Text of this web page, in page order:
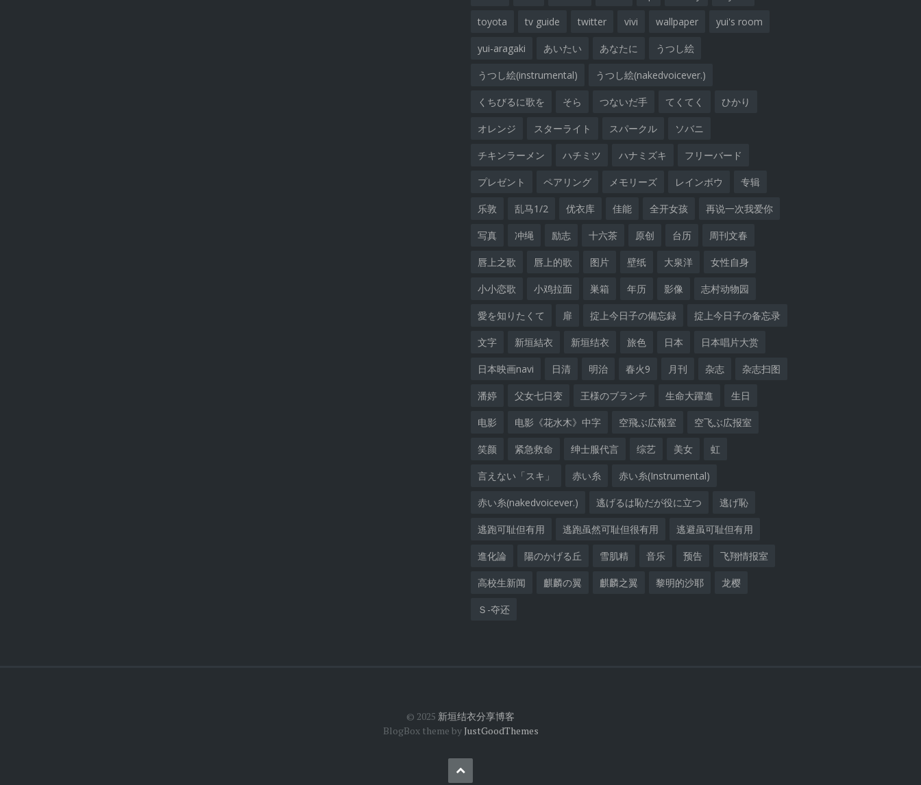
toyota tv guide twitter vivi wallpaper yui's room
yui-aragaki あいたい あなたに うつし絵
うつし絵(instrumental) うつし絵(nakedvoicever.)
くちびるに歌を そら つないだ手 てくてく ひかり
オレンジ スターライト スパークル ソバニ
チキンラーメン ハチミツ ハナミズキ フリーバード
プレゼント ペアリング メモリーズ レインボウ 专辑
乐敦 乱马1/2 优衣库 佳能 全开女孩 再说一次我爱你
写真 冲绳 励志 十六茶 原创 台历 周刊文春
唇上之歌 唇上的歌 图片 壁纸 大泉洋 女性自身
小小恋歌 小鸡拉面 巣箱 年历 影像 志村动物园
愛を知りたくて 扉 掟上今日子の備忘録 掟上今日子の备忘录
文字 新垣結衣 新垣结衣 旅色 日本 日本唱片大赏
日本映画navi 日清 明治 春火9 月刊 杂志 杂志扫图
潘婷 父女七日变 王様のブランチ 生命大躍進 生日
电影 电影《花水木》中字 空飛ぶ広報室 空飞ぶ広报室
笑颜 紧急救命 绅士服代言 综艺 美女 虹
言えない「スキ」 赤い糸 赤い糸(Instrumental)
赤い糸(nakedvoicever.) 逃げるは恥だが役に立つ 逃げ恥
逃跑可耻但有用 逃跑虽然可耻但很有用 逃避虽可耻但有用
進化論 陽のかげる丘 雪肌精 音乐 预告 飞翔情报室
高校生新闻 麒麟の翼 麒麟之翼 黎明的沙耶 龙樱
Ｓ-夺还
© 2025 新垣结衣分享博客
BlogBox theme byJustGoodThemes